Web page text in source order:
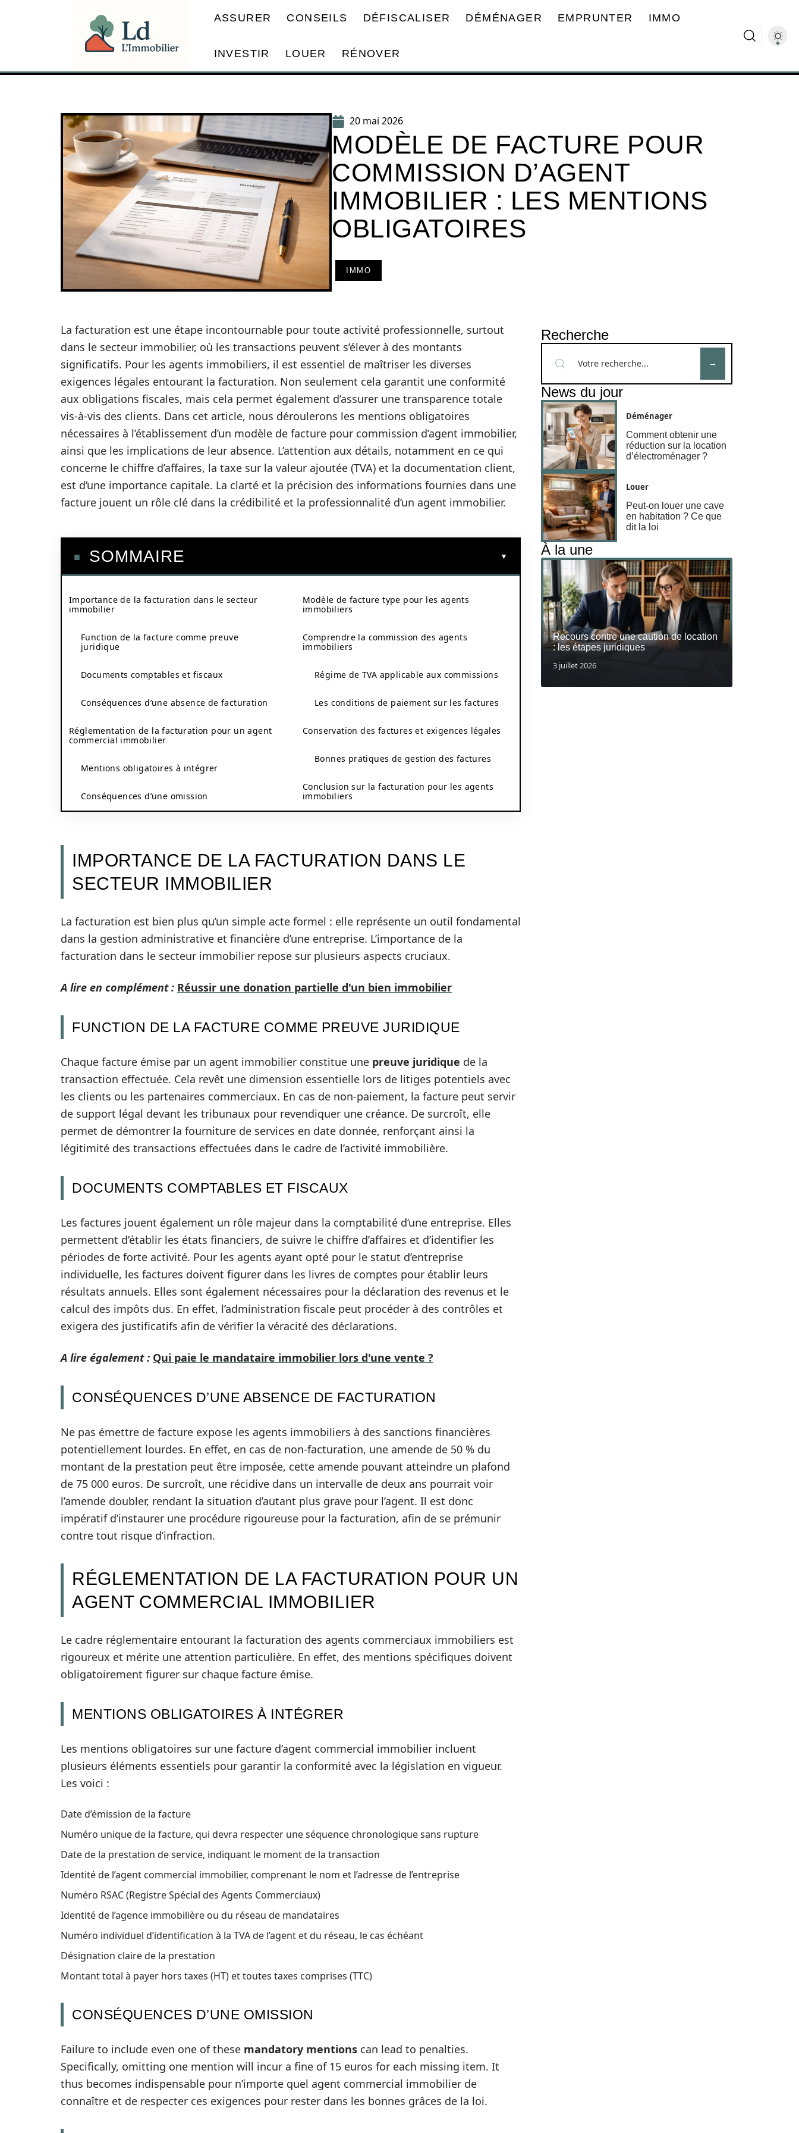
ASSURER CONSEILS DÉFISCALISER DÉMÉNAGER EMPRUNTER IMMO
INVESTIR LOUER RÉNOVER
20 mai 2026
MODÈLE DE FACTURE POUR
COMMISSION D’AGENT
IMMOBILIER : LES MENTIONS
OBLIGATOIRES
IMMO
La facturation est une étape incontournable pour toute activité professionnelle, surtout
dans le secteur immobilier, où les transactions peuvent s’élever à des montants
significatifs. Pour les agents immobiliers, il est essentiel de maîtriser les diverses
exigences légales entourant la facturation. Non seulement cela garantit une conformité
aux obligations fiscales, mais cela permet également d’assurer une transparence totale
vis-à-vis des clients. Dans cet article, nous déroulerons les mentions obligatoires
nécessaires à l’établissement d’un modèle de facture pour commission d’agent immobilier,
ainsi que les implications de leur absence. L’attention aux détails, notamment en ce qui
concerne le chiffre d’affaires, la taxe sur la valeur ajoutée (TVA) et la documentation client,
est d’une importance capitale. La clarté et la précision des informations fournies dans une
facture jouent un rôle clé dans la crédibilité et la professionnalité d’un agent immobilier.
SOMMAIRE
Importance de la facturation dans le secteur
immobilier
Function de la facture comme preuve
juridique
Documents comptables et fiscaux
Conséquences d’une absence de facturation
Réglementation de la facturation pour un agent
commercial immobilier
Mentions obligatoires à intégrer
Conséquences d’une omission
Modèle de facture type pour les agents
immobiliers
Comprendre la commission des agents
immobiliers
Régime de TVA applicable aux commissions
Les conditions de paiement sur les factures
Conservation des factures et exigences légales
Bonnes pratiques de gestion des factures
Conclusion sur la facturation pour les agents
immobiliers
IMPORTANCE DE LA FACTURATION DANS LE
SECTEUR IMMOBILIER
La facturation est bien plus qu’un simple acte formel : elle représente un outil fondamental
dans la gestion administrative et financière d’une entreprise. L’importance de la
facturation dans le secteur immobilier repose sur plusieurs aspects cruciaux.
A lire en complément : Réussir une donation partielle d'un bien immobilier
FUNCTION DE LA FACTURE COMME PREUVE JURIDIQUE
Chaque facture émise par un agent immobilier constitue une preuve juridique de la
transaction effectuée. Cela revêt une dimension essentielle lors de litiges potentiels avec
les clients ou les partenaires commerciaux. En cas de non-paiement, la facture peut servir
de support légal devant les tribunaux pour revendiquer une créance. De surcroît, elle
permet de démontrer la fourniture de services en date donnée, renforçant ainsi la
légitimité des transactions effectuées dans le cadre de l’activité immobilière.
DOCUMENTS COMPTABLES ET FISCAUX
Les factures jouent également un rôle majeur dans la comptabilité d’une entreprise. Elles
permettent d’établir les états financiers, de suivre le chiffre d’affaires et d’identifier les
périodes de forte activité. Pour les agents ayant opté pour le statut d’entreprise
individuelle, les factures doivent figurer dans les livres de comptes pour établir leurs
résultats annuels. Elles sont également nécessaires pour la déclaration des revenus et le
calcul des impôts dus. En effet, l’administration fiscale peut procéder à des contrôles et
exigera des justificatifs afin de vérifier la véracité des déclarations.
A lire également : Qui paie le mandataire immobilier lors d'une vente ?
CONSÉQUENCES D’UNE ABSENCE DE FACTURATION
Ne pas émettre de facture expose les agents immobiliers à des sanctions financières
potentiellement lourdes. En effet, en cas de non-facturation, une amende de 50 % du
montant de la prestation peut être imposée, cette amende pouvant atteindre un plafond
de 75 000 euros. De surcroît, une récidive dans un intervalle de deux ans pourrait voir
l’amende doubler, rendant la situation d’autant plus grave pour l’agent. Il est donc
impératif d’instaurer une procédure rigoureuse pour la facturation, afin de se prémunir
contre tout risque d’infraction.
RÉGLEMENTATION DE LA FACTURATION POUR UN
AGENT COMMERCIAL IMMOBILIER
Le cadre réglementaire entourant la facturation des agents commerciaux immobiliers est
rigoureux et mérite une attention particulière. En effet, des mentions spécifiques doivent
obligatoirement figurer sur chaque facture émise.
MENTIONS OBLIGATOIRES À INTÉGRER
Les mentions obligatoires sur une facture d’agent commercial immobilier incluent
plusieurs éléments essentiels pour garantir la conformité avec la législation en vigueur.
Les voici :
Date d’émission de la facture
Numéro unique de la facture, qui devra respecter une séquence chronologique sans rupture
Date de la prestation de service, indiquant le moment de la transaction
Identité de l’agent commercial immobilier, comprenant le nom et l’adresse de l’entreprise
Numéro RSAC (Registre Spécial des Agents Commerciaux)
Identité de l’agence immobilière ou du réseau de mandataires
Numéro individuel d’identification à la TVA de l’agent et du réseau, le cas échéant
Désignation claire de la prestation
Montant total à payer hors taxes (HT) et toutes taxes comprises (TTC)
CONSÉQUENCES D’UNE OMISSION
Failure to include even one of these mandatory mentions can lead to penalties.
Specifically, omitting one mention will incur a fine of 15 euros for each missing item. It
thus becomes indispensable pour n’importe quel agent commercial immobilier de
connaître et de respecter ces exigences pour rester dans les bonnes grâces de la loi.
Recherche
News du jour
Déménager
Comment obtenir une
réduction sur la location
d’électroménager ?
Louer
Peut-on louer une cave
en habitation ? Ce que
dit la loi
À la une
Recours contre une caution de location
: les étapes juridiques
3 juillet 2026